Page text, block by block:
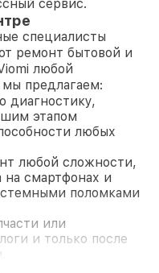
сервис.
специалисты
ремонт бытовой и
любой
предлагаем:
диагностику,
этапом
любых
любой сложности,
на смартфонах и
поломками
или
и только после